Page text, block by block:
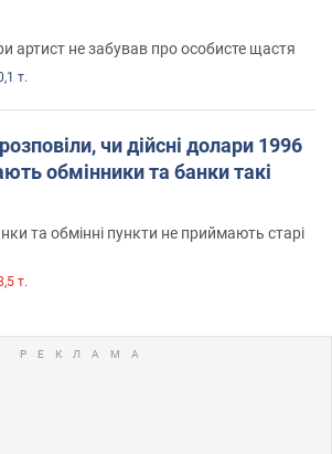
артист не забував про особисте щастя
т.
чи дійсні долари 1996
обмінники та банки такі
та обмінні пункти не приймають старі
т.